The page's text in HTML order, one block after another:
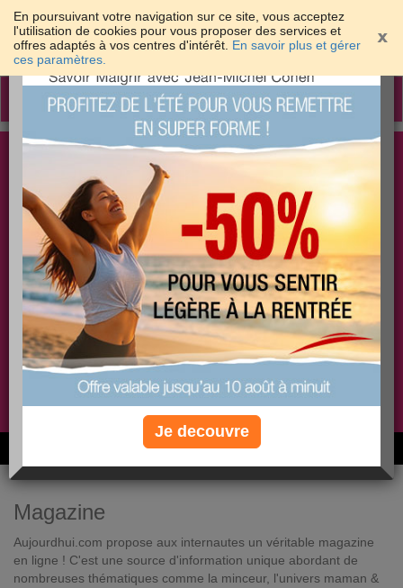
En poursuivant votre navigation sur ce site, vous acceptez
l'utilisation de cookies pour vous proposer des services et
offres adaptés à vos centres d'intérêt. En savoir plus et gérer
ces paramètres.
Toggle
Les meilleures solutions pour maigrir et être bien
dans sa peau
PLUS
EFFICACE
PLUS
SANTÉ
PLUS
COACHING
Non, je préfère le régime gratuit
6M de personnes ont maigri et réappris à manger avec nous
Magazine
Aujourdhui.com propose aux internautes un véritable magazine
en ligne ! C'est une source d'information unique abordant de
nombreuses thématiques comme la minceur, l'univers maman &
×
Je decouvre